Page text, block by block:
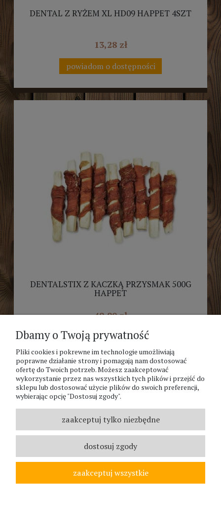
DENTAL Z RYŻEM XL HD09 HAPPET 4SZT
13,28 zł
powiadom o dostępności
DENTALSTIX Z KACZKĄ PRZYSMAK 500G
HAPPET
49,90 zł
powiadom o dostępności
Dbamy o Twoją prywatność
Pliki cookies i pokrewne im technologie umożliwiają
poprawne działanie strony i pomagają nam dostosować
ofertę do Twoich potrzeb. Możesz zaakceptować
wykorzystanie przez nas wszystkich tych plików i przejść do
sklepu lub dostosować użycie plików do swoich preferencji,
wybierając opcję "Dostosuj zgody".
zaakceptuj tylko niezbędne
dostosuj zgody
zaakceptuj wszystkie